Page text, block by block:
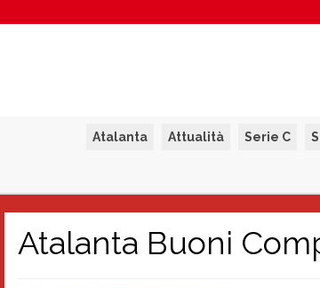
Atalanta Attualità Serie C
Atalanta Buoni